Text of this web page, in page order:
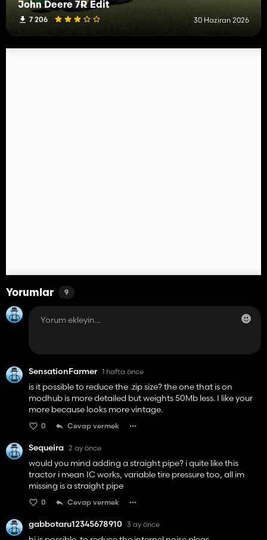
John Deere 7R Edit
7 206 30 Haziran 2026
Yorumlar 9
SensationFarmer 1 hafta önce
is it possible to reduce the .zip size? the one that is on
modhub is more detailed but weights 50Mb less. I like your
more because looks more vintage.
0 Cevap vermek
Sequeira 2 ay önce
would you mind adding a straight pipe? i quite like this
tractor i mean IC works, variable tire pressure too, all im
missing is a straight pipe
0 Cevap vermek
gabbotaru12345678910 3 ay önce